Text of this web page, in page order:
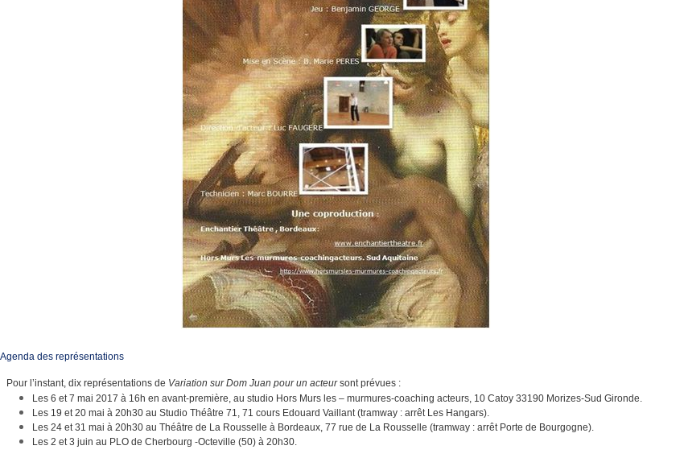
Agenda des représentations
Pour l’instant, dix représentations de Variation sur Dom Juan pour un acteursont prévues :
Les 6 et 7 mai 2017 à 16h en avant-première, au studio Hors Murs les – murmures-coaching acteurs, 10 Catoy 33190 Morizes-Sud Gironde.
Les 19 et 20 mai à 20h30 au Studio Théâtre 71, 71 cours Edouard Vaillant (tramway : arrêt Les Hangars).
Les 24 et 31 mai à 20h30 au Théâtre de La Rousselle à Bordeaux, 77 rue de La Rousselle (tramway : arrêt Porte de Bourgogne).
Les 2 et 3 juin au PLO de Cherbourg -Octeville (50) à 20h30.